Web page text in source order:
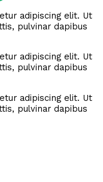
adipiscing elit. Ut
pulvinar dapibus
adipiscing elit. Ut
pulvinar dapibus
adipiscing elit. Ut
pulvinar dapibus